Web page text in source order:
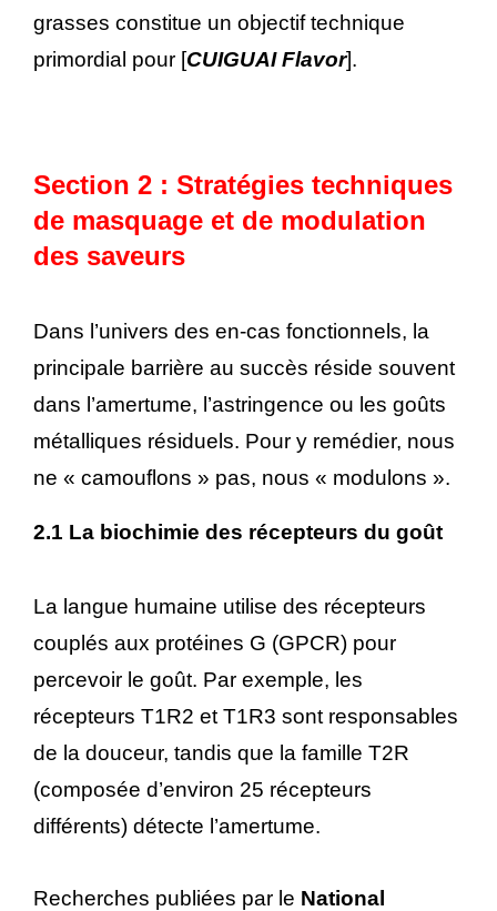
grasses constitue un objectif technique
primordial pour [CUIGUAI Flavor].
Section 2 : Stratégies techniques
de masquage et de modulation
des saveurs
Dans l’univers des en-cas fonctionnels, la
principale barrière au succès réside souvent
dans l’amertume, l’astringence ou les goûts
métalliques résiduels. Pour y remédier, nous
ne « camouflons » pas, nous « modulons ».
2.1 La biochimie des récepteurs du goût
La langue humaine utilise des récepteurs
couplés aux protéines G (GPCR) pour
percevoir le goût. Par exemple, les
récepteurs T1R2 et T1R3 sont responsables
de la douceur, tandis que la famille T2R
(composée d’environ 25 récepteurs
différents) détecte l’amertume.
Recherches publiées par le National